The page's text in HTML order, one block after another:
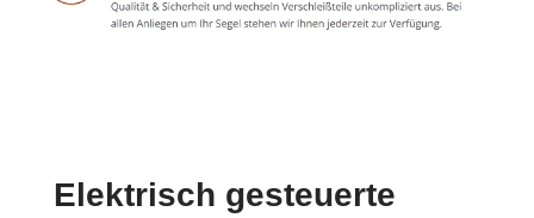
Elektrisch gesteuerte